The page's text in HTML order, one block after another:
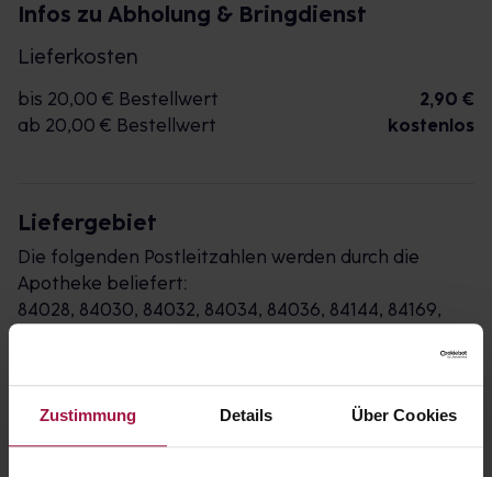
Zustimmung Details Über Cookies
Infos zu Abholung & Bringdienst
Lieferkosten
bis 20,00 € Bestellwert
2,90 €
ab 20,00 € Bestellwert
kostenlos
Liefergebiet
Die folgenden Postleitzahlen werden durch die
Apotheke beliefert:
84028, 84030, 84032, 84034, 84036, 84144, 84169,